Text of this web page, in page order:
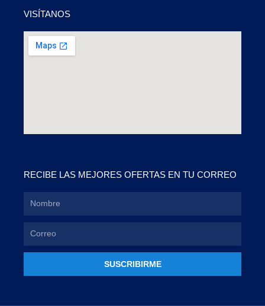
VISÍTANOS
RECIBE LAS MEJORES OFERTAS EN TU CORREO
SUSCRIBIRME